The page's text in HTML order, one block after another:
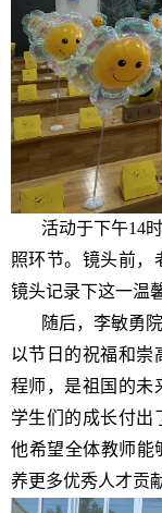
活动于下午14
照环节。镜头前，
镜头记录下这一温
随后，李敏勇
以节日的祝福和崇
程师，是祖国的未
学生们的成长付出
他希望全体教师能
养更多优秀人才贡